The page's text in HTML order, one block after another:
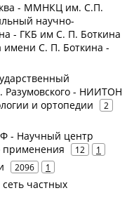
- ММНКЦ им. С.П.
научно-
- ГКБ им С. П. Боткина
имени С. П. Боткина -
Разумовского - НИИТОН
и ортопедии
2
- Научный центр
применения
12 1
2096 1
частных